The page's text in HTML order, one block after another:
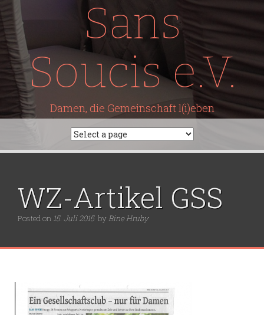
Sans
Soucis e.V.
Damen, die Gemeinschaft l(i)eben
WZ-Artikel GSS
Posted on 15. Juli 2015 by Bine Hruby